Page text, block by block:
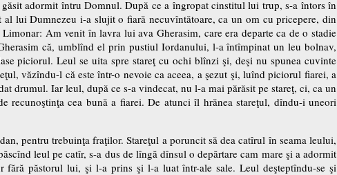
adormit întru Domnul. După ce a îngropat cinstitul lui trup, s-a întors în
lui Dumnezeu i-a slujit o fiară necuvîntătoare, ca un om cu pricepere, din
Am venit în lavra lui ava Gherasim, care era departe ca de o stadie
că, umblînd el prin pustiul Iordanului, l-a întîmpinat un leu bolnav,
piciorul. Leul se uita spre stareţ cu ochi blînzi şi, deşi nu spunea cuvinte
văzîndu-l că este într-o nevoie ca aceea, a şezut şi, luînd piciorul fiarei, a
drumul. Iar leul, după ce s-a vindecat, nu l-a mai părăsit pe stareţ, ci, ca un
recunoştinţa cea bună a fiarei. De atunci îl hrănea stareţul, dîndu-i uneori
pentru trebuinţa fraţilor. Stareţul a poruncit să dea catîrul în seama leului,
leul pe catîr, s-a dus de lîngă dînsul o depărtare cam mare şi a adormit
păstorul lui, şi l-a prins şi l-a luat într-ale sale. Leul deşteptîndu-se şi